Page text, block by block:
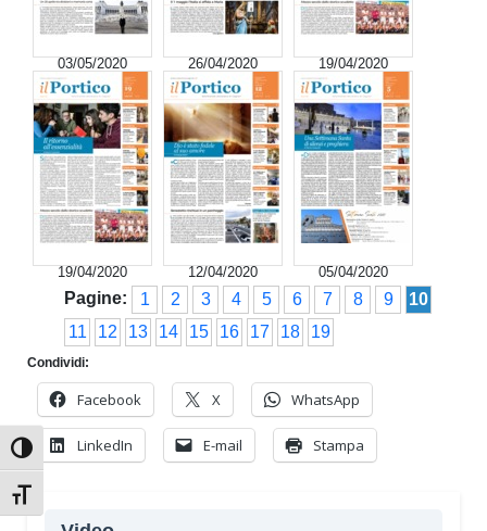
Attiva/disattiva alto contrasto
Attiva/disattiva dimensione testo
03/05/2020 26/04/2020 19/04/2020
19/04/2020 12/04/2020 05/04/2020
Pagine: 1 2 3 4 5 6 7 8 9
10
11
12 13 14 15 16 17 18 19
Condividi:
Facebook X WhatsApp
LinkedIn E-mail Stampa